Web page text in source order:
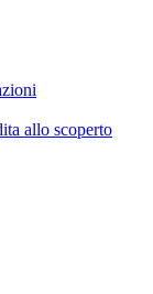
allo scoperto